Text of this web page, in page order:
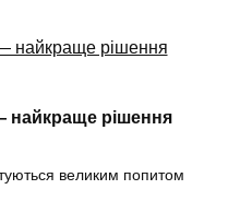
рішення
великим попитом